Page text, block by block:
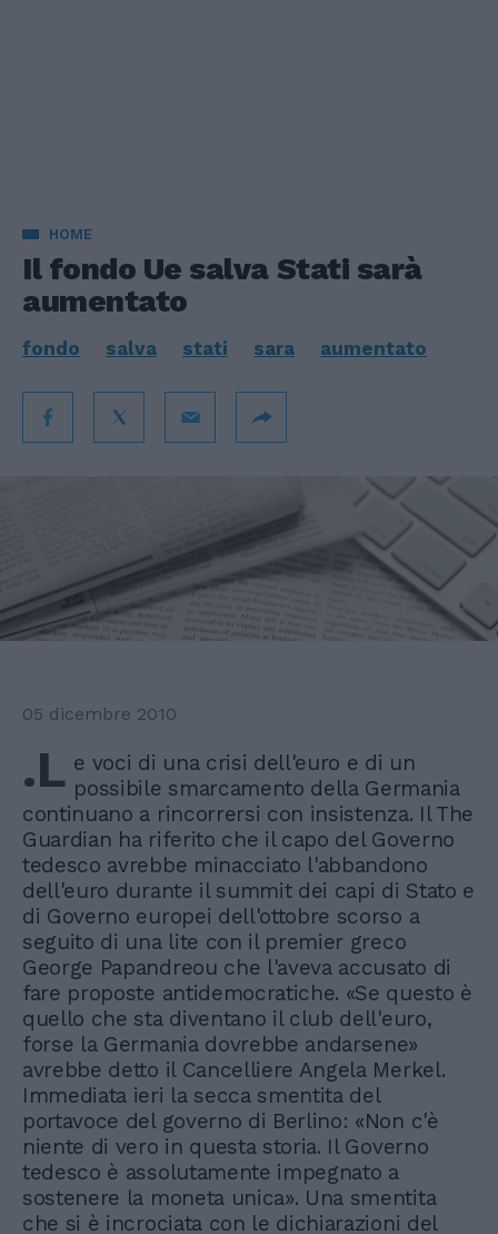
HOME
Il fondo Ue salva Stati sarà
aumentato
fondo salva stati sara aumentato
05 dicembre 2010
.L e voci di una crisi dell'euro e di un
possibile smarcamento della Germania
continuano a rincorrersi con insistenza. Il The
Guardian ha riferito che il capo del Governo
tedesco avrebbe minacciato l'abbandono
dell'euro durante il summit dei capi di Stato e
di Governo europei dell'ottobre scorso a
seguito di una lite con il premier greco
George Papandreou che l'aveva accusato di
fare proposte antidemocratiche. «Se questo è
quello che sta diventano il club dell'euro,
forse la Germania dovrebbe andarsene»
avrebbe detto il Cancelliere Angela Merkel.
Immediata ieri la secca smentita del
portavoce del governo di Berlino: «Non c'è
niente di vero in questa storia. Il Governo
tedesco è assolutamente impegnato a
sostenere la moneta unica». Una smentita
che si è incrociata con le dichiarazioni del